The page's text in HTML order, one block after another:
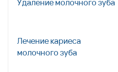
Удаление молочного зуба
Лечение кариеса
молочного зуба